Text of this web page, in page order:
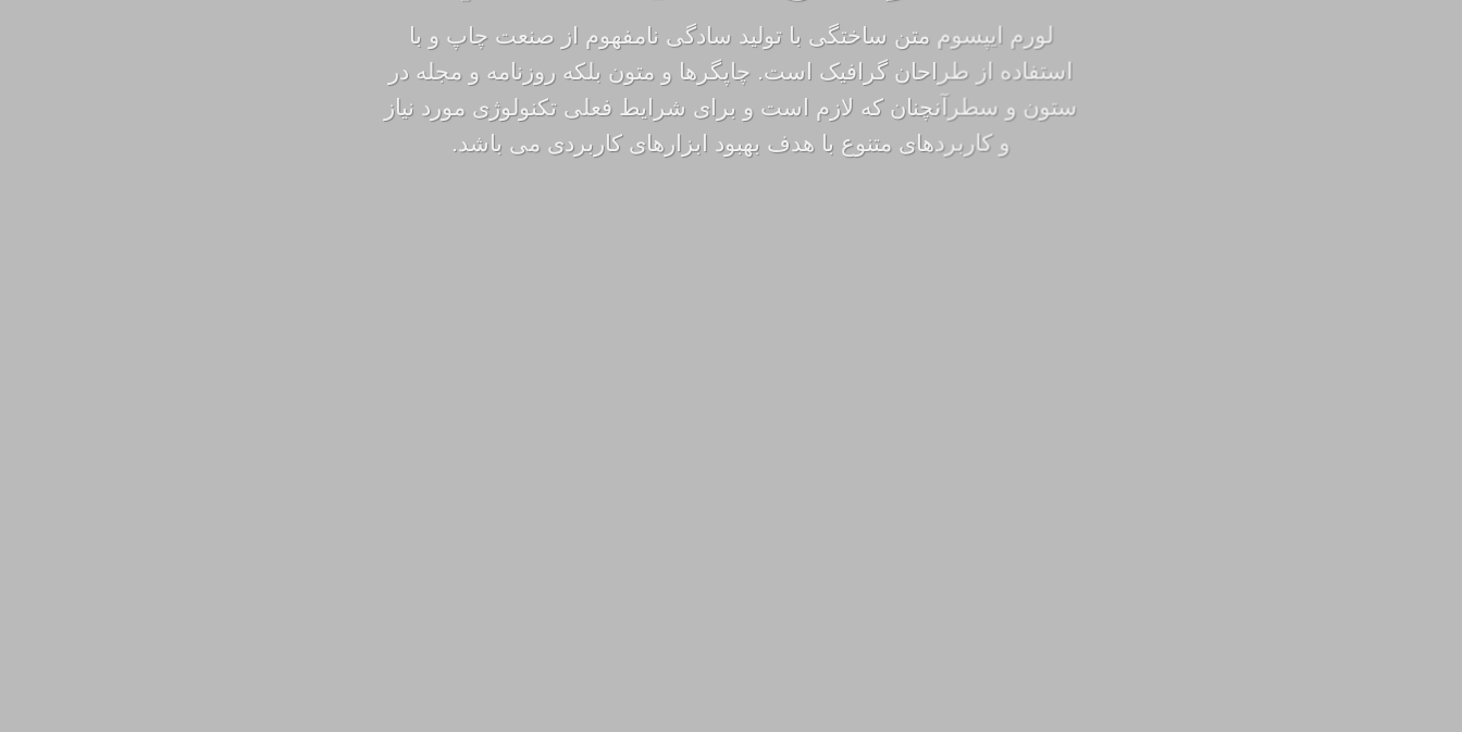
لورم ایپسوم متن ساختگی با تولید سادگی نامفهوم از صنعت چاپ و با
استفاده از طراحان گرافیک است. چاپگرها و متون بلکه روزنامه و مجله در
ستون و سطرآنچنان که لازم است و برای شرایط فعلی تکنولوژی مورد نیاز
و کاربردهای متنوع با هدف بهبود ابزارهای کاربردی می باشد.